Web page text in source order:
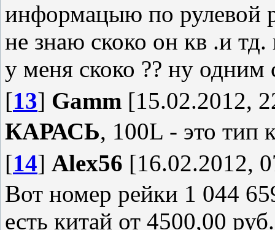
информацыю по рулевой
не знаю скоко он кв .и
у меня скоко ?? ну
[13] Gamm [15.02.2012,
КАРАСЬ, 100L - это тип
[14] Alex56 [16.02.2012,
Вот номер рейки 1 044
есть китай от 4500,00